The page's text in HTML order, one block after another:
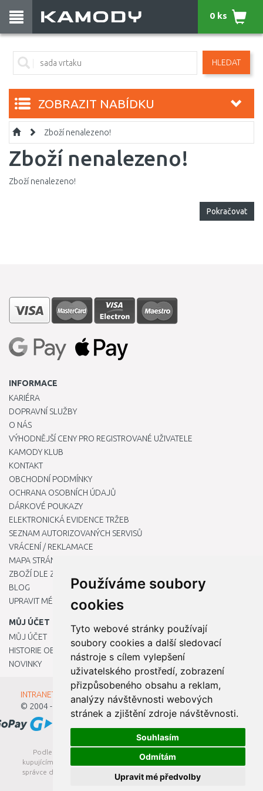
Používáme soubory
cookies
Tyto webové stránky používají
soubory cookies a další sledovací
nástroje s cílem vylepšení
uživatelského prostředí, zobrazení
přizpůsobeného obsahu a reklam,
analýzy návštěvnosti webových
stránek a zjištění zdroje návštěvnosti.
Souhlasím
Odmítám
Upravit mé předvolby
HLEDAT
0 ks
ZOBRAZIT NABÍDKU
Zboží nenalezeno!
Zboží nenalezeno!
Zboží nenalezeno!
Pokračovat
INFORMACE
KARIÉRA
DOPRAVNÍ SLUŽBY
O NÁS
VÝHODNĚJŠÍ CENY PRO REGISTROVANÉ UŽIVATELE
KAMODY KLUB
KONTAKT
OBCHODNÍ PODMÍNKY
OCHRANA OSOBNÍCH ÚDAJŮ
DÁRKOVÉ POUKAZY
ELEKTRONICKÁ EVIDENCE TRŽEB
SEZNAM AUTORIZOVANÝCH SERVISŮ
VRÁCENÍ / REKLAMACE
MAPA STRÁNKY
ZBOŽÍ DLE ZNAČEK
BLOG
UPRAVIT MÉ PŘEDVOLBY COOKIES
MŮJ ÚČET
MŮJ ÚČET
HISTORIE OBJEDNÁVEK
NOVINKY
INTRANET - Přihlášení pro zaměstnance
© 2004 - 2026
Kamody s.r.o.
Podle zákona o evidenci tržeb je prodávající povinen vystavit
kupujícímu účtenku. Zároveň je povinen zaevidovat přijatou tržbu u
správce daně online; v případě technického výpadku pak nejpozději
do 48 hodin.